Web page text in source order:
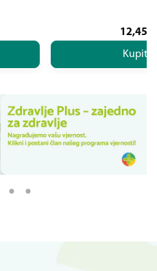
12,45
Kupite